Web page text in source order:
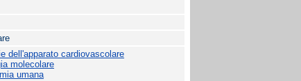
dell'apparato cardiovascolare
molecolare
umana